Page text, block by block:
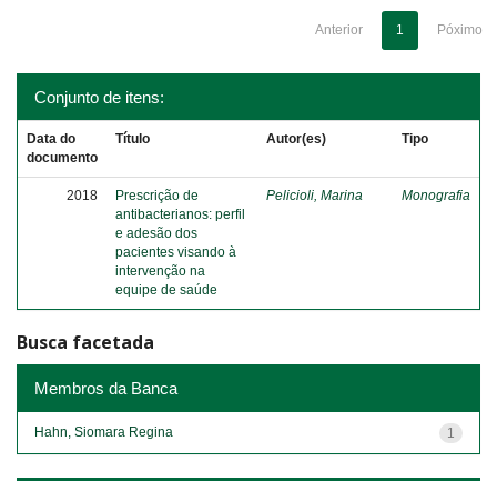
Anterior 1 Póximo
Conjunto de itens:
Data do
documento
Título Autor(es) Tipo
2018
Prescrição de
antibacterianos: perfil
e adesão dos
pacientes visando à
intervenção na
equipe de saúde
Pelicioli, Marina Monografia
Busca facetada
Membros da Banca
1
Hahn, Siomara Regina